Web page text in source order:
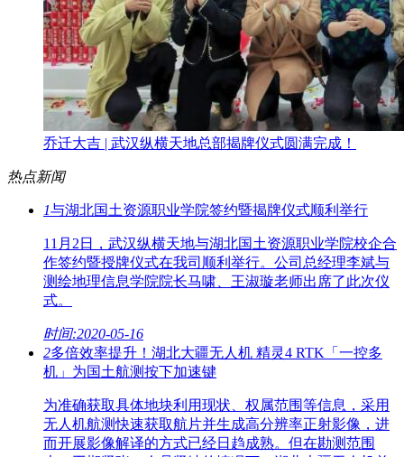
乔迁大吉 | 武汉纵横天地总部揭牌仪式圆满完成！
热点新闻
1与湖北国土资源职业学院签约暨揭牌仪式顺利举行
11月2日，武汉纵横天地与湖北国土资源职业学院校企合
作签约暨授牌仪式在我司顺利举行。公司总经理李斌与
测绘地理信息学院院长马啸、王淑璇老师出席了此次仪
式。
时间:2020-05-16
2多倍效率提升！湖北大疆无人机 精灵4 RTK「一控多
机」为国土航测按下加速键
为准确获取具体地块利用现状、权属范围等信息，采用
无人机航测快速获取航片并生成高分辨率正射影像，进
而开展影像解译的方式已经日趋成熟。但在勘测范围